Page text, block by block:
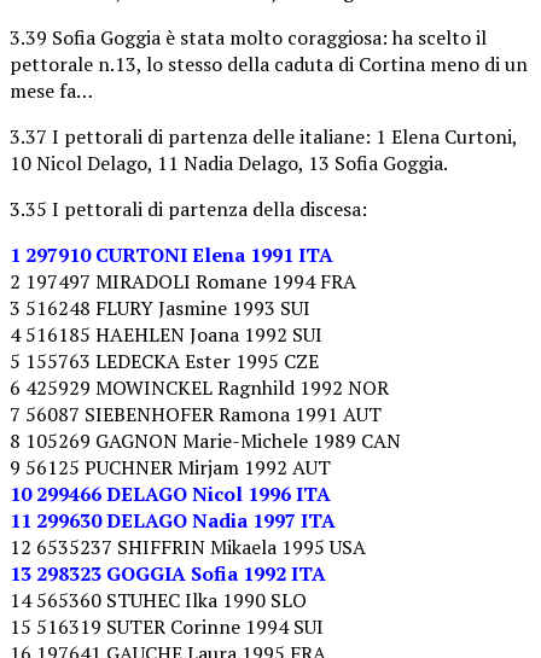
3.39 Sofia Goggia è stata molto coraggiosa: ha scelto il
pettorale n.13, lo stesso della caduta di Cortina meno di un
mese fa…
3.37 I pettorali di partenza delle italiane: 1 Elena Curtoni,
10 Nicol Delago, 11 Nadia Delago, 13 Sofia Goggia.
3.35 I pettorali di partenza della discesa:
1 297910 CURTONI Elena 1991 ITA
2 197497 MIRADOLI Romane 1994 FRA
3 516248 FLURY Jasmine 1993 SUI
4 516185 HAEHLEN Joana 1992 SUI
5 155763 LEDECKA Ester 1995 CZE
6 425929 MOWINCKEL Ragnhild 1992 NOR
7 56087 SIEBENHOFER Ramona 1991 AUT
8 105269 GAGNON Marie-Michele 1989 CAN
9 56125 PUCHNER Mirjam 1992 AUT
10 299466 DELAGO Nicol 1996 ITA
11 299630 DELAGO Nadia 1997 ITA
12 6535237 SHIFFRIN Mikaela 1995 USA
13 298323 GOGGIA Sofia 1992 ITA
14 565360 STUHEC Ilka 1990 SLO
15 516319 SUTER Corinne 1994 SUI